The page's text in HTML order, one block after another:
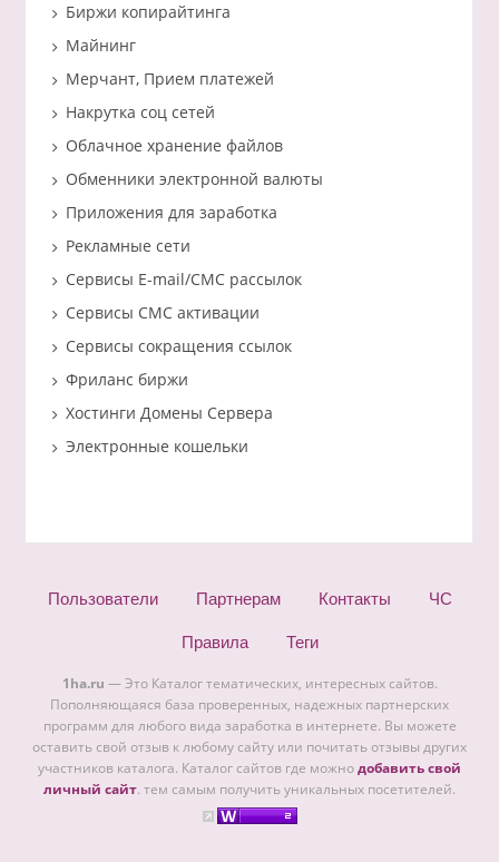
Биржи копирайтинга
Майнинг
Мерчант, Прием платежей
Накрутка соц сетей
Облачное хранение файлов
Обменники электронной валюты
Приложения для заработка
Рекламные сети
Сервисы E-mail/СМС рассылок
Сервисы СМС активации
Сервисы сокращения ссылок
Фриланс биржи
Хостинги Домены Сервера
Электронные кошельки
Пользователи Партнерам Контакты ЧС
Правила Теги
1ha.ru — Это Каталог тематических, интересных сайтов.
Пополняющаяся база проверенных, надежных партнерских
программ для любого вида заработка в интернете. Вы можете
оставить свой отзыв к любому сайту или почитать отзывы других
участников каталога. Каталог сайтов где можнодобавить свой
личный сайт. тем самым получить уникальных посетителей.